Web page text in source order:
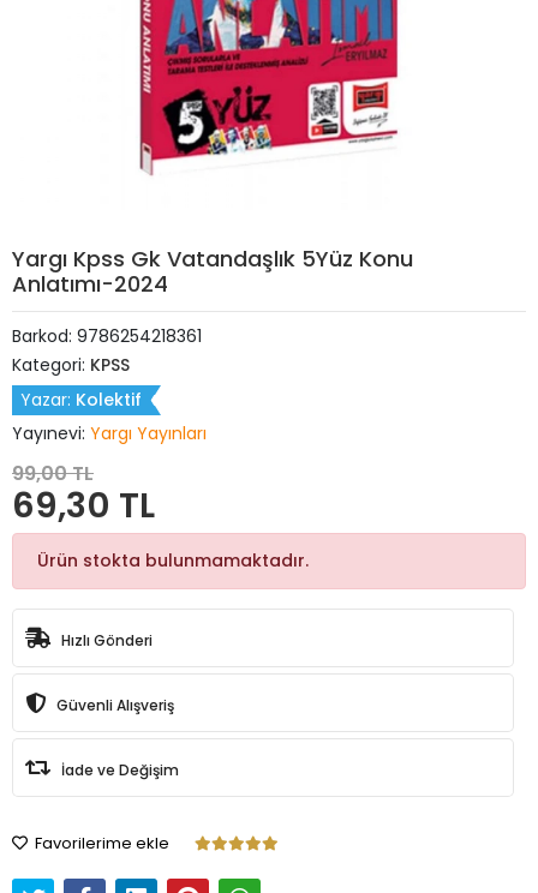
Yargı Kpss Gk Vatandaşlık 5Yüz Konu
Anlatımı-2024
Barkod: 9786254218361
Kategori: KPSS
Yazar: Kolektif
Yayınevi: Yargı Yayınları
99,00 TL
69,30 TL
Ürün stokta bulunmamaktadır.
Hızlı Gönderi
Güvenli Alışveriş
İade ve Değişim
Favorilerime ekle